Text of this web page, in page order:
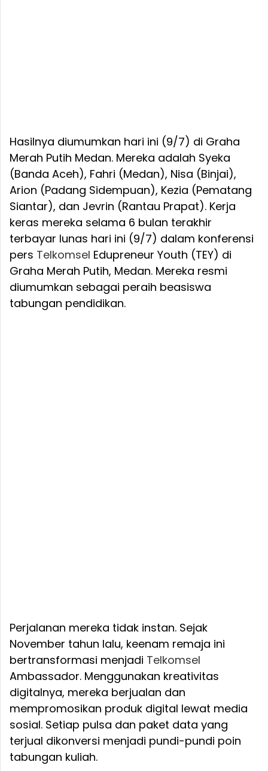
Hasilnya diumumkan hari ini (9/7) di Graha
Merah Putih Medan. Mereka adalah Syeka
(Banda Aceh), Fahri (Medan), Nisa (Binjai),
Arion (Padang Sidempuan), Kezia (Pematang
Siantar), dan Jevrin (Rantau Prapat). Kerja
keras mereka selama 6 bulan terakhir
terbayar lunas hari ini (9/7) dalam konferensi
pers Telkomsel Edupreneur Youth (TEY) di
Graha Merah Putih, Medan. Mereka resmi
diumumkan sebagai peraih beasiswa
tabungan pendidikan.
Perjalanan mereka tidak instan. Sejak
November tahun lalu, keenam remaja ini
bertransformasi menjadi Telkomsel
Ambassador. Menggunakan kreativitas
digitalnya, mereka berjualan dan
mempromosikan produk digital lewat media
sosial. Setiap pulsa dan paket data yang
terjual dikonversi menjadi pundi-pundi poin
tabungan kuliah.